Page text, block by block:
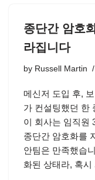
종단간 암호
라집니다
by Russell Martin
메신저 도입 후,
가 컨설팅했던 한
이 회사는 임직원
종단간 암호화를
안팀은 만족했습
화된 상태라, 혹